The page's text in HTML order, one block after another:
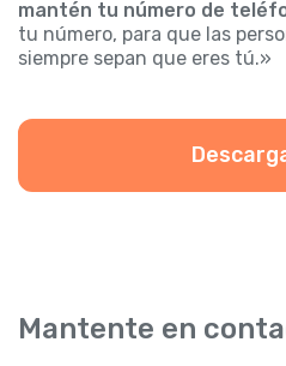
mantén tu número de
tu número, para que las
siempre sepan que eres tú.»
Mantente en